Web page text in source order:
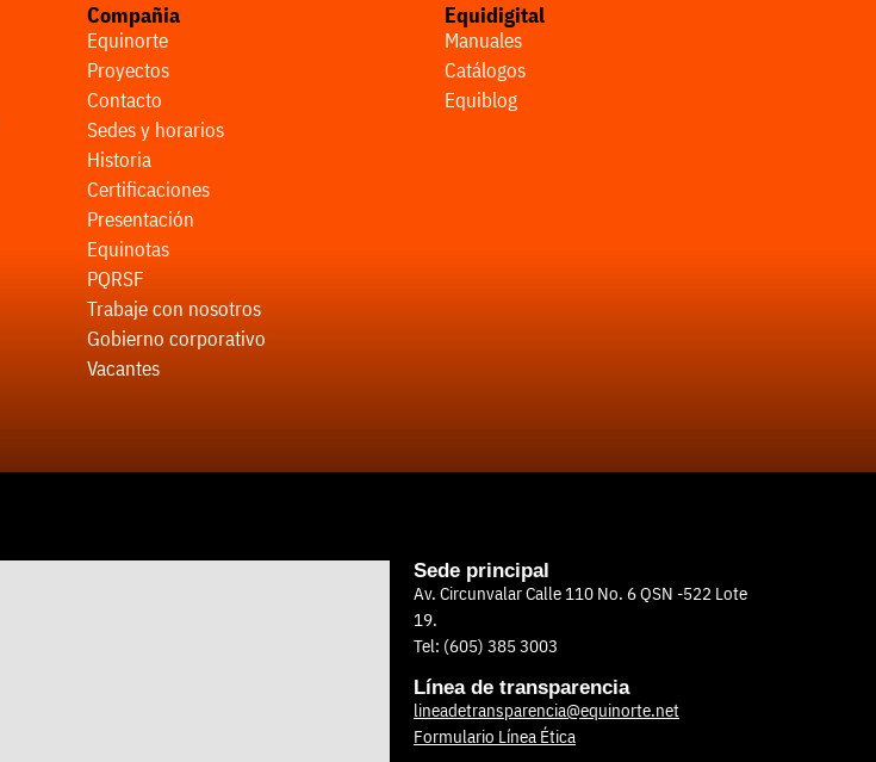
Compañia
Equinorte
Proyectos
Contacto
Sedes y horarios
Historia
Certificaciones
Presentación
Equinotas
PQRSF
Trabaje con nosotros
Gobierno corporativo
Vacantes
Equidigital
Manuales
Catálogos
Equiblog
Sede principal
Av. Circunvalar Calle 110 No. 6 QSN -522 Lote
19.
Tel: (605) 385 3003
Línea de transparencia
lineadetransparencia@equinorte.net
Formulario Línea Ética